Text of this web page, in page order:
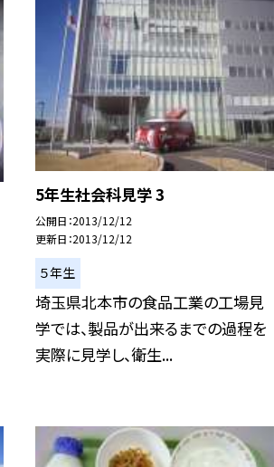
5年生社会科見学 3
公開日 2013/12/12
更新日 2013/12/12
５年生
埼玉県北本市の食品工業の工場見
学では、製品が出来るまでの過程を
実際に見学し、衛生...